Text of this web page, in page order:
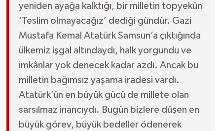
yeniden ayağa kalktığı, bir milletin topyekûn
‘Teslim olmayacağız’ dediği gündür. Gazi
Mustafa Kemal Atatürk Samsun’a çıktığında
ülkemiz işgal altındaydı, halk yorgundu ve
imkânlar yok denecek kadar azdı. Ancak bu
milletin bağımsız yaşama iradesi vardı.
Atatürk’ün en büyük gücü de millete olan
sarsılmaz inancıydı. Bugün bizlere düşen en
büyük görev, büyük bedeller ödenerek